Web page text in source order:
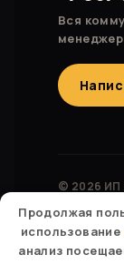
Вся
© 2026 ИП
ОГРНИП
Россия ·
Продолжая
использование
анализ